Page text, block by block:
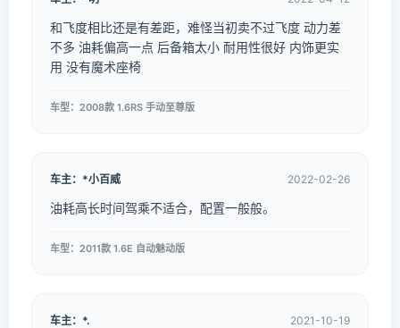
和飞度相比还是有差距，难怪当初卖不过飞度 动力差
不多 油耗偏高一点 后备箱太小 耐用性很好 内饰更实
用 没有魔术座椅
车型：2008款 1.6RS 手动至尊版
车主：*小百威 2022-02-26
油耗高长时间驾乘不适合，配置一般般。
车型：2011款 1.6E 自动魅动版
车主：*. 2021-10-19